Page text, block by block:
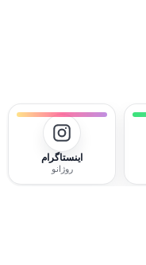
اینستاگرام
روژانو